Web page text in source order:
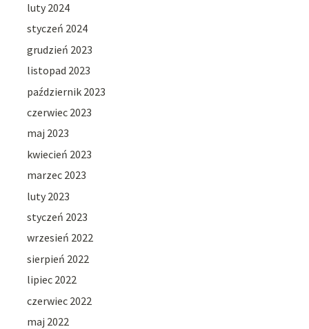
luty 2024
styczeń 2024
grudzień 2023
listopad 2023
październik 2023
czerwiec 2023
maj 2023
kwiecień 2023
marzec 2023
luty 2023
styczeń 2023
wrzesień 2022
sierpień 2022
lipiec 2022
czerwiec 2022
maj 2022